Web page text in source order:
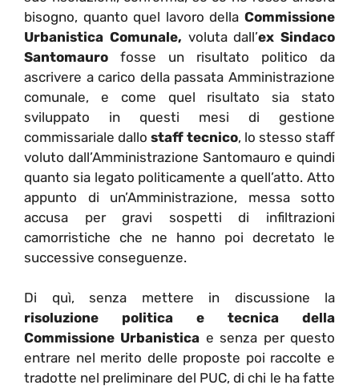
bisogno, quanto quel lavoro della Commissione
Urbanistica Comunale, voluta dall’ex Sindaco
Santomauro fosse un risultato politico da
ascrivere a carico della passata Amministrazione
comunale, e come quel risultato sia stato
sviluppato in questi mesi di gestione
commissariale dallo staff tecnico, lo stesso staff
voluto dall’Amministrazione Santomauro e quindi
quanto sia legato politicamente a quell’atto. Atto
appunto di un’Amministrazione, messa sotto
accusa per gravi sospetti di infiltrazioni
camorristiche che ne hanno poi decretato le
successive conseguenze.
Di quì, senza mettere in discussione la
risoluzione politica e tecnica della
Commissione Urbanistica e senza per questo
entrare nel merito delle proposte poi raccolte e
tradotte nel preliminare del PUC, di chi le ha fatte